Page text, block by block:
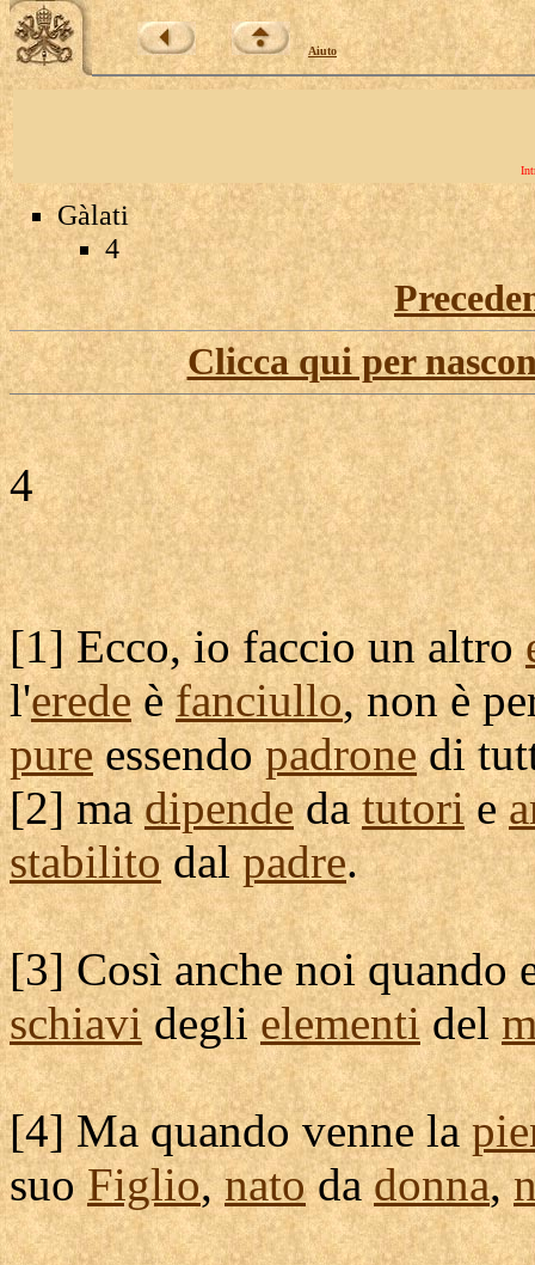
Aiuto
Gàlati
4
Clicca qui per
4
[1] Ecco, io faccio un altro
l'eredeèfanciullo, non è
pureessendopadronedi
[2] madipendedatutorie
stabilitodalpadre.
[3] Così anche noi quando
schiavideglielementidel
[4] Ma quando venne la
suoFiglio,natodadonna,